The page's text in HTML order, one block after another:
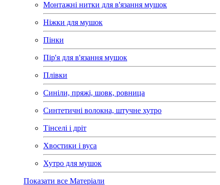
Монтажні нитки для в'язання мушок
Ніжки для мушок
Пінки
Пір'я для в'язання мушок
Плівки
Синіли, пряжі, шовк, ровница
Синтетичні волокна, штучне хутро
Тінселі і дріт
Хвостики і вуса
Хутро для мушок
Показати все Матеріали